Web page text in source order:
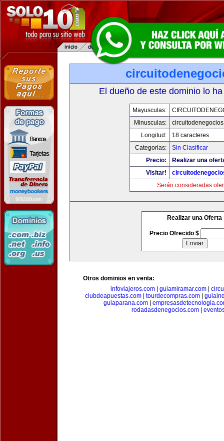
El dueño de este dominio lo
Mayusculas:
Minusculas:
Longitud:
18 caracteres
Categorias:
Sin Clasificar
Precio:
Realizar una
Visitar!
Serán consideradas
Realizar una Oferta
Precio Ofrecido $
Otros dominios en venta:
infoviajeros.com
guiamiramar.com
clubdeapuestas.com| tourdecompras.com|
guiaparana.com|
rodadasdenegocios.com